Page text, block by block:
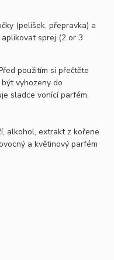
(pelíšek, přepravka) a
sprej (2 or 3
použitím si přečtěte
vyhozeny do
sladce vonící parfém.
alkohol, extrakt z kořene
a květinový parfém